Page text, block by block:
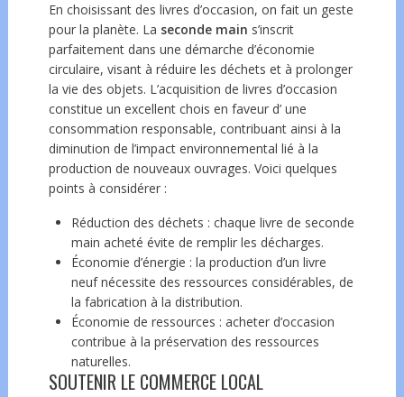
En choisissant des livres d’occasion, on fait un geste
pour la planète. La seconde main s’inscrit
parfaitement dans une démarche d’économie
circulaire, visant à réduire les déchets et à prolonger
la vie des objets. L’acquisition de livres d’occasion
constitue un excellent chois en faveur d’ une
consommation responsable, contribuant ainsi à la
diminution de l’impact environnemental lié à la
production de nouveaux ouvrages. Voici quelques
points à considérer :
Réduction des déchets : chaque livre de seconde
main acheté évite de remplir les décharges.
Économie d’énergie : la production d’un livre
neuf nécessite des ressources considérables, de
la fabrication à la distribution.
Économie de ressources : acheter d’occasion
contribue à la préservation des ressources
naturelles.
SOUTENIR LE COMMERCE LOCAL